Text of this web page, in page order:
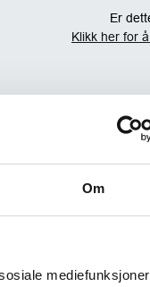
Om
Er
Klikk her for